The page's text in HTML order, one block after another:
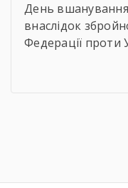
День вшанування
внаслідок
Федерації проти